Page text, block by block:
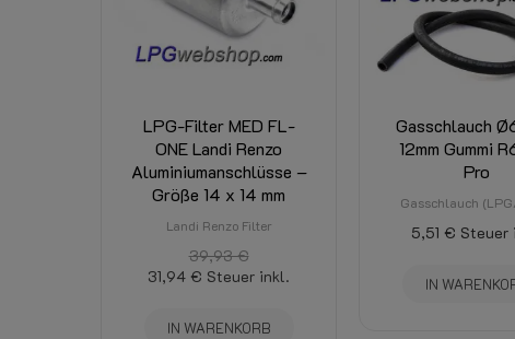
LPG-Filter MED FL-
ONE Landi Renzo
Aluminiumanschlüsse –
Größe 14 x 14 mm
Landi Renzo Filter
39,93 €
31,94 € Steuer inkl.
IN WARENKORB
Gasschlauch
12mm Gummi
Pro
Gasschlauch
5,51 € Steuer
IN